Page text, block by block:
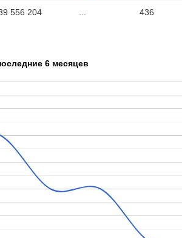
556 204 436
6 месяцев